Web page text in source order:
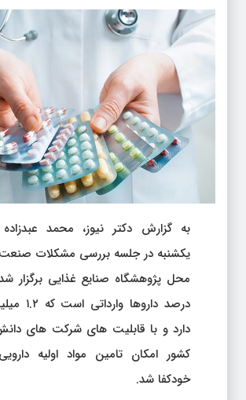
به گزارش دکتر نیوز، محمد
یکشنبه در جلسه بررسی مشکلات صنعت
درصد
دارد و با قابلیت های شرکت های
کشور امکان تامین مواد اولیه
خودکفا شد.